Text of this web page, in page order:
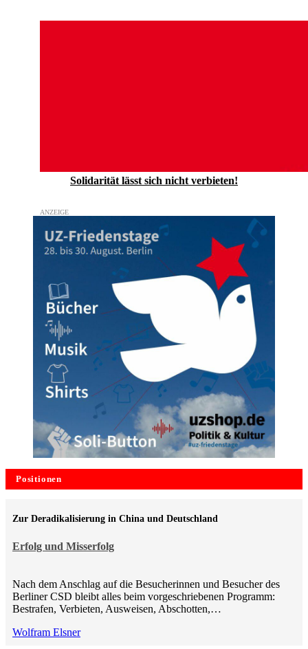
Solidarität lässt sich nicht verbieten!
Positionen
Erfolg und Misserfolg
Zur Deradikalisierung in China und Deutschland
Nach dem Anschlag auf die Besucherinnen und Besucher des
Berliner CSD bleibt alles beim vorgeschriebenen Programm:
Bestrafen, Verbieten, Ausweisen, Abschotten,…
Wolfram Elsner